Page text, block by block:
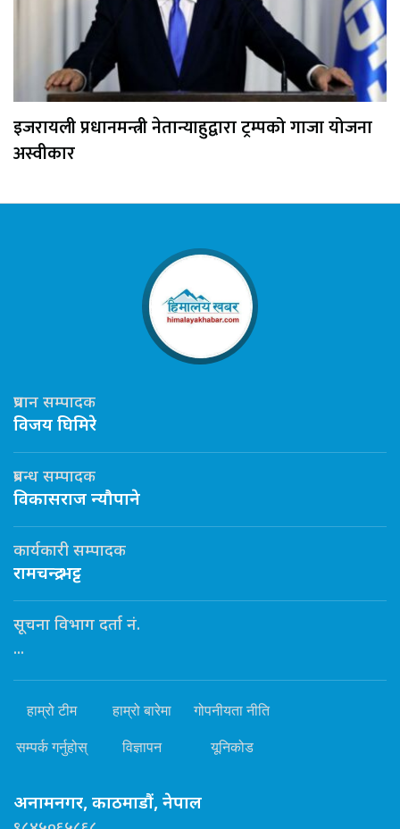
इजरायली प्रधानमन्त्री नेतान्याहुद्वारा ट्रम्पको गाजा योजना
अस्वीकार
प्रधान सम्पादक
विजय घिमिरे
प्रबन्ध सम्पादक
विकासराज न्यौपाने
कार्यकारी सम्पादक
रामचन्द्र भट्ट
सूचना विभाग दर्ता नं.
...
हाम्रो टीम हाम्रो बारेमा गोपनीयता नीति
सम्पर्क गर्नुहोस् विज्ञापन यूनिकोड
अनामनगर, काठमाडौं, नेपाल